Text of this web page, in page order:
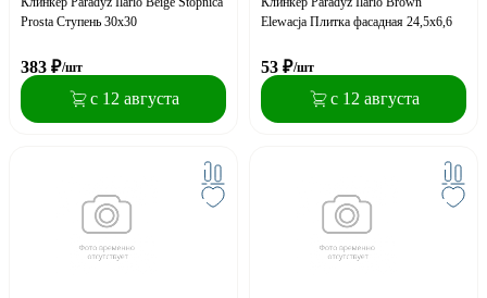
Prosta Ступень 30x30
383 ₽/шт
с 12 августа
Elewacja Плитка фасадная 24,5x6,6
53 ₽/шт
с 12 августа